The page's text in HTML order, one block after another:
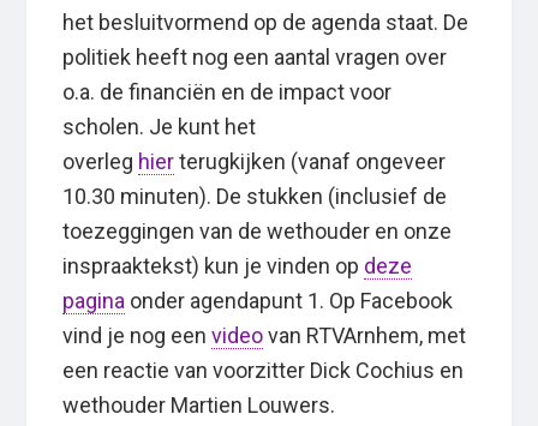
het besluitvormend op de agenda staat. De
politiek heeft nog een aantal vragen over
o.a. de financiën en de impact voor
scholen. Je kunt het
overleg hierterugkijken (vanaf ongeveer
10.30 minuten). De stukken (inclusief de
toezeggingen van de wethouder en onze
inspraaktekst) kun je vinden op deze
pagina onder agendapunt 1. Op Facebook
vind je nog eenvideovan RTVArnhem, met
een reactie van voorzitter Dick Cochius en
wethouder Martien Louwers.